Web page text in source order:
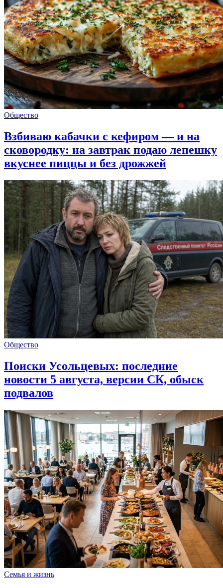
Общество
Взбиваю кабачки с кефиром — и на
сковородку: на завтрак подаю лепешку
вкуснее пиццы и без дрожжей
Общество
Поиски Усольцевых: последние
новости 5 августа, версии СК, обыск
подвалов
Семья и жизнь